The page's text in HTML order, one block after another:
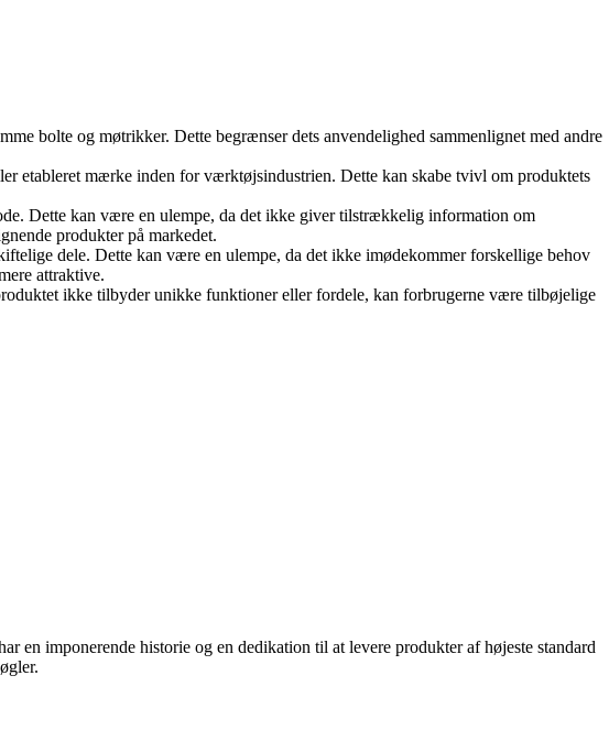
bolte og møtrikker. Dette begrænser dets anvendelighed sammenlignet med andre
etableret mærke inden for værktøjsindustrien. Dette kan skabe tvivl om produktets
Dette kan være en ulempe, da det ikke giver tilstrækkelig information om
produkter på markedet.
dele. Dette kan være en ulempe, da det ikke imødekommer forskellige behov
attraktive.
ikke tilbyder unikke funktioner eller fordele, kan forbrugerne være tilbøjelige
en imponerende historie og en dedikation til at levere produkter af højeste standard